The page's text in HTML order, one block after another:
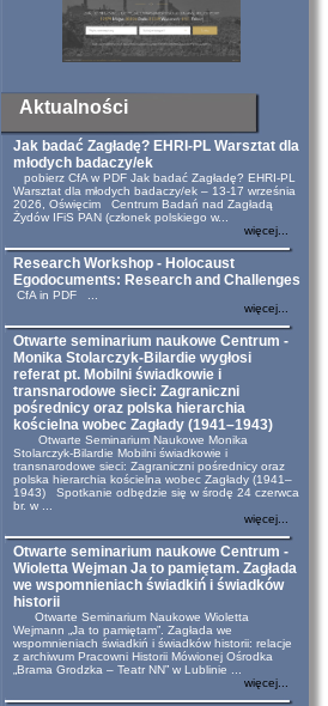
Aktualności
Jak badać Zagładę? EHRI-PL Warsztat dla
młodych badaczy/ek
pobierz CfA w PDF Jak badać Zagładę? EHRI-PL
Warsztat dla młodych badaczy/ek – 13-17 września
2026, Oświęcim Centrum Badań nad Zagładą
Żydów IFiS PAN (członek polskiego w...
więcej...
Research Workshop - Holocaust
Egodocuments: Research and Challenges
CfA in PDF ...
więcej...
Otwarte seminarium naukowe Centrum -
Monika Stolarczyk-Bilardie wygłosi
referat pt. Mobilni świadkowie i
transnarodowe sieci: Zagraniczni
pośrednicy oraz polska hierarchia
kościelna wobec Zagłady (1941–1943)
Otwarte Seminarium Naukowe Monika
Stolarczyk-Bilardie Mobilni świadkowie i
transnarodowe sieci: Zagraniczni pośrednicy oraz
polska hierarchia kościelna wobec Zagłady (1941–
1943) Spotkanie odbędzie się w środę 24 czerwca
br. w ...
więcej...
Otwarte seminarium naukowe Centrum -
Wioletta Wejman Ja to pamiętam. Zagłada
we wspomnieniach świadkiń i świadków
historii
Otwarte Seminarium Naukowe Wioletta
Wejmann „Ja to pamiętam”. Zagłada we
wspomnieniach świadkiń i świadków historii: relacje
z archiwum Pracowni Historii Mówionej Ośrodka
„Brama Grodzka – Teatr NN” w Lublinie ...
więcej...